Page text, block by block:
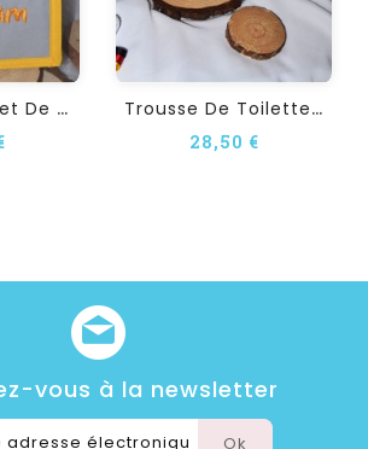
P
Rotège Carnet De Santé... T
Rousse De Toilette...
28,50 €
vous à la newsletter